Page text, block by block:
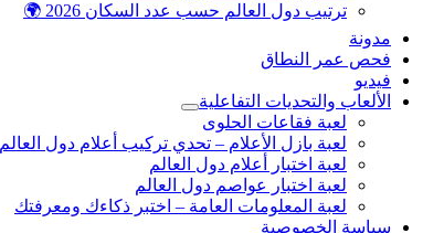
ترتيب دول العالم حسب عدد السكان 2026 🌍
مدونة
فحص عمر النطاق
فيديو
الألعاب والتحديات التفاعلية
لعبة فقاعات الحلوى
لعبة بازل الأعلام – تحدي تركيب أعلام دول العالم
لعبة اختبار أعلام دول العالم
لعبة اختبار عواصم دول العالم
لعبة المعلومات العامة – اختبر ذكاءك ومعرفتك
سياسة الخصوصية